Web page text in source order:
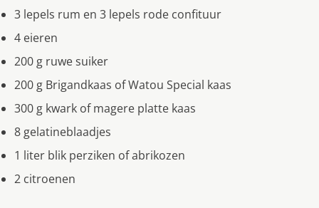
3 lepels rum en 3 lepels rode confituur
4 eieren
200 g ruwe suiker
200 g Brigandkaas of Watou Special kaas
300 g kwark of magere platte kaas
8 gelatineblaadjes
1 liter blik perziken of abrikozen
2 citroenen